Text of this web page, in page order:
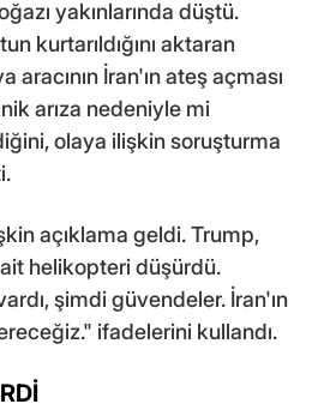
yakınlarında düştü.
kurtarıldığını aktaran
İran'ın ateş açması
arıza nedeniyle mi
olaya ilişkin soruşturma
açıklama geldi. Trump,
helikopteri düşürdü.
şimdi güvendeler. İran'ın
ifadelerini kullandı.